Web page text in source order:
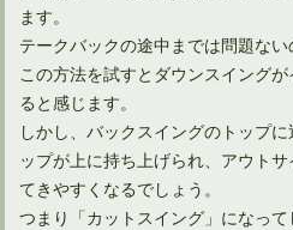
多くのプロ野球選手は、ゴルフの飛
多くのゴルファー憧れ、ドライバー
ます。
テークバックの途中までは問題な
この方法を試すとダウンスイング
ると感じます。
しかし、バックスイングのトップ
ップが上に持ち上げられ、アウト
てきやすくなるでしょう。
つまり「カットスイング」になって